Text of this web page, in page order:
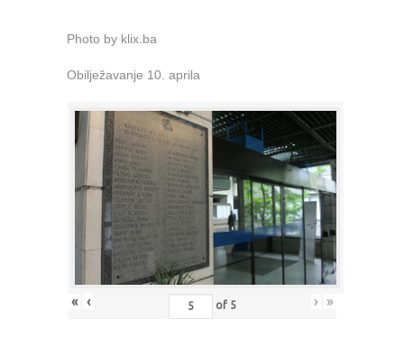
Photo by klix.ba
Obilježavanje 10. aprila
« ‹ of 5 › »